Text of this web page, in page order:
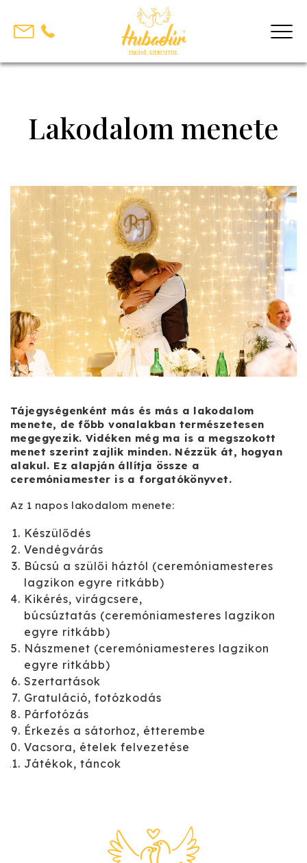
content
Lakodalom menete
Tájegységenként más és más a lakodalom
menete, de főbb vonalakban természetesen
megegyezik. Vidéken még ma is a megszokott
menet szerint zajlik minden. Nézzük át, hogyan
alakul. Ez alapján állítja össze a
ceremóniamester is a forgatókönyvet.
Az 1 napos lakodalom menete:
Készülődés
Vendégvárás
Búcsú a szülői háztól (ceremóniamesteres
lagzikon egyre ritkább)
Kikérés, virágcsere,
búcsúztatás (ceremóniamesteres lagzikon
egyre ritkább)
Nászmenet (ceremóniamesteres lagzikon
egyre ritkább)
Szertartások
Gratuláció, fotózkodás
Párfotózás
Érkezés a sátorhoz, étterembe
Vacsora, ételek felvezetése
Játékok, táncok